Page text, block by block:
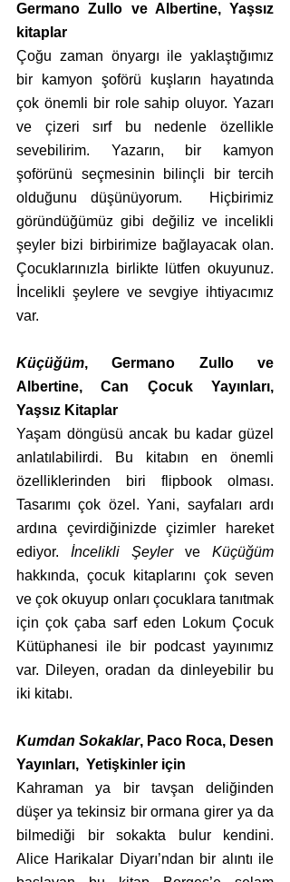
Germano Zullo ve Albertine, Yaşsız
kitaplar
Çoğu zaman önyargı ile yaklaştığımız
bir kamyon şoförü kuşların hayatında
çok önemli bir role sahip oluyor. Yazarı
ve çizeri sırf bu nedenle özellikle
sevebilirim. Yazarın, bir kamyon
şoförünü seçmesinin bilinçli bir tercih
olduğunu düşünüyorum.  Hiçbirimiz
göründüğümüz gibi değiliz ve incelikli
şeyler bizi birbirimize bağlayacak olan.
Çocuklarınızla birlikte lütfen okuyunuz.
İncelikli şeylere ve sevgiye ihtiyacımız
var.
Küçüğüm, Germano Zullo ve
Albertine, Can Çocuk Yayınları,
Yaşsız Kitaplar
Yaşam döngüsü ancak bu kadar güzel
anlatılabilirdi. Bu kitabın en önemli
özelliklerinden biri flipbook olması.
Tasarımı çok özel. Yani, sayfaları ardı
ardına çevirdiğinizde çizimler hareket
ediyor. İncelikli Şeyler ve Küçüğüm
hakkında, çocuk kitaplarını çok seven
ve çok okuyup onları çocuklara tanıtmak
için çok çaba sarf eden Lokum Çocuk
Kütüphanesi ile bir podcast yayınımız
var. Dileyen, oradan da dinleyebilir bu
iki kitabı.
Kumdan Sokaklar, Paco Roca, Desen
Yayınları,  Yetişkinler için
Kahraman ya bir tavşan deliğinden
düşer ya tekinsiz bir ormana girer ya da
bilmediği bir sokakta bulur kendini.
Alice Harikalar Diyarı’ndan bir alıntı ile